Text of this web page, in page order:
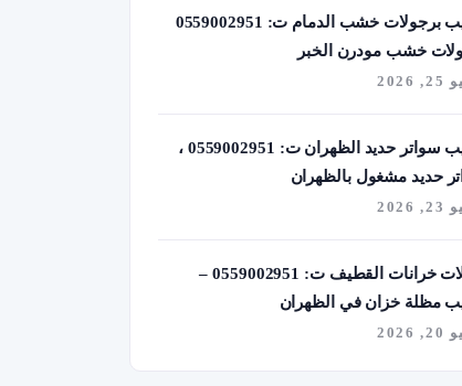
تركيب برجولات خشب الدمام ت: 0559002951
خشب مودرن الخبر
تركيب سواتر حديد الظهران ت: 0559002951 ،
حديد مشغول بالظهران
مظلات خرانات القطيف ت: 0559002951 –
مظلة خزان في الظهران